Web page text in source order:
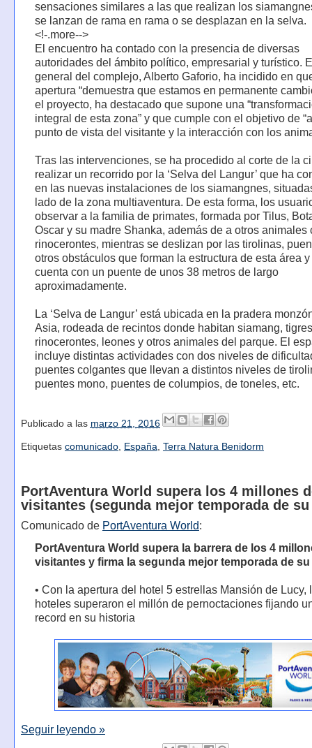
sensaciones similares a las que realizan los
se lanzan de rama en rama o se desplazan en la selva.
<!-.more-->
El encuentro ha contado con la presencia de diversas
autoridades del ámbito político, empresarial y turístico.
general del complejo, Alberto Gaforio, ha incidido en
apertura “demuestra que estamos en permanente
el proyecto, ha destacado que supone una
integral de esta zona” y que cumple con el objetivo de
punto de vista del visitante y la interacción con los
Tras las intervenciones, se ha procedido al corte de la
realizar un recorrido por la ‘Selva del Langur’ que ha
en las nuevas instalaciones de los siamangnes,
lado de la zona multiaventura. De esta forma, los
observar a la familia de primates, formada por Tilus,
Oscar y su madre Shanka, además de a otros animales
rinocerontes, mientras se deslizan por las tirolinas,
otros obstáculos que forman la estructura de esta área
cuenta con un puente de unos 38 metros de largo
aproximadamente.
La ‘Selva de Langur’ está ubicada en la pradera
Asia, rodeada de recintos donde habitan siamang,
rinocerontes, leones y otros animales del parque. El
incluye distintas actividades con dos niveles de
puentes colgantes que llevan a distintos niveles de
puentes mono, puentes de columpios, de toneles, etc.
Publicado a las marzo 21, 2016
Etiquetas comunicado, España Terra Natura Benidorm
PortAventura World supera los 4 millones
visitantes (segunda mejor temporada de
Comunicado de PortAventura World:
PortAventura World supera la barrera de los 4
visitantes y firma la segunda mejor temporada de
• Con la apertura del hotel 5 estrellas Mansión de Lucy,
hoteles superaron el millón de pernoctaciones fijando
record en su historia
Seguir leyendo »